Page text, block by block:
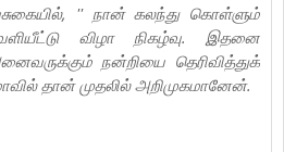
'' நான் கலந்து கொள்ளும்
விழா நிகழ்வு. இதனை
நன்றியை தெரிவித்துக்
தான் முதலில் அறிமுகமானேன்.